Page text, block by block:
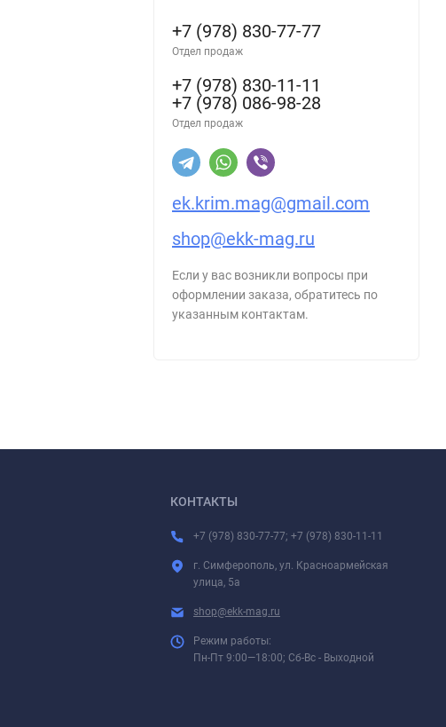
+7 (978) 830-77-77
Отдел продаж
+7 (978) 830-11-11
+7 (978) 086-98-28
Отдел продаж
ek.krim.mag@gmail.com
shop@ekk-mag.ru
Если у вас возникли вопросы при
оформлении заказа, обратитесь по
указанным контактам.
КОНТАКТЫ
+7 (978) 830-77-77; +7 (978) 830-11-11
г. Симферополь, ул. Красноармейская
улица, 5а
shop@ekk-mag.ru
Режим работы:
Пн-Пт 9:00—18:00; Сб-Вс - Выходной